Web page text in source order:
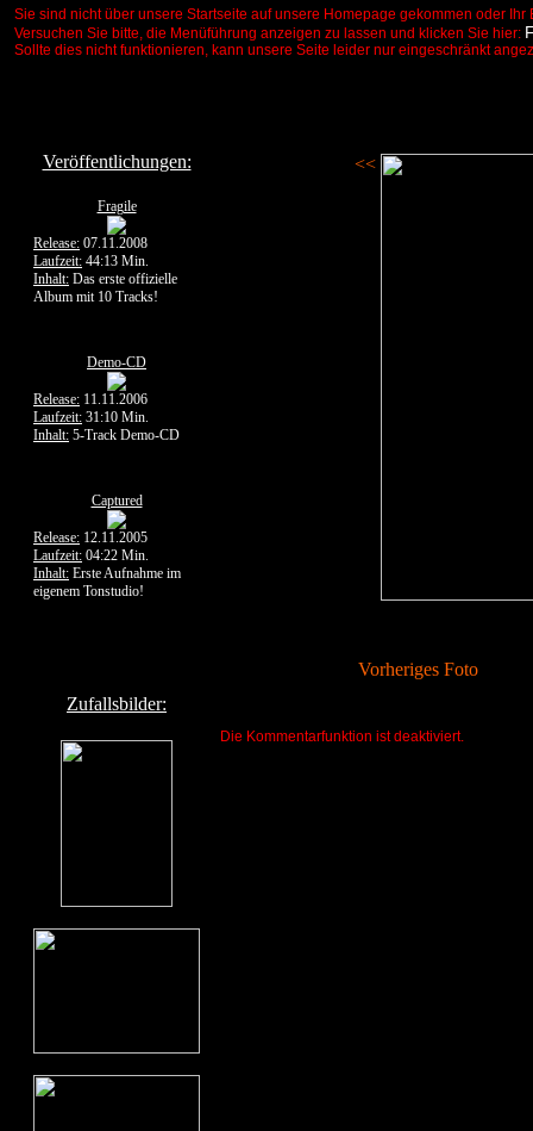
Sie sind nicht über unsere Startseite auf unsere Homepage gekommen oder
Versuchen Sie bitte, die Menüführung anzeigen zu lassen und klicken Sie hier:
Sollte dies nicht funktionieren, kann unsere Seite leider nur eingeschränkt
Veröffentlichungen:
Fragile
Release: 07.11.2008
Laufzeit: 44:13 Min.
Inhalt: Das erste offizielle
Album mit 10 Tracks!
Demo-CD
Release: 11.11.2006
Laufzeit: 31:10 Min.
Inhalt: 5-Track Demo-CD
Captured
Release: 12.11.2005
Laufzeit: 04:22 Min.
Inhalt: Erste Aufnahme im
eigenem Tonstudio!
Zufallsbilder:
<<
Vorheriges Foto
Die Kommentarfunktion ist deaktiviert.